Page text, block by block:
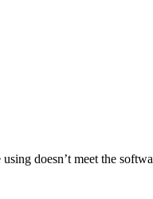
doesn’t meet the